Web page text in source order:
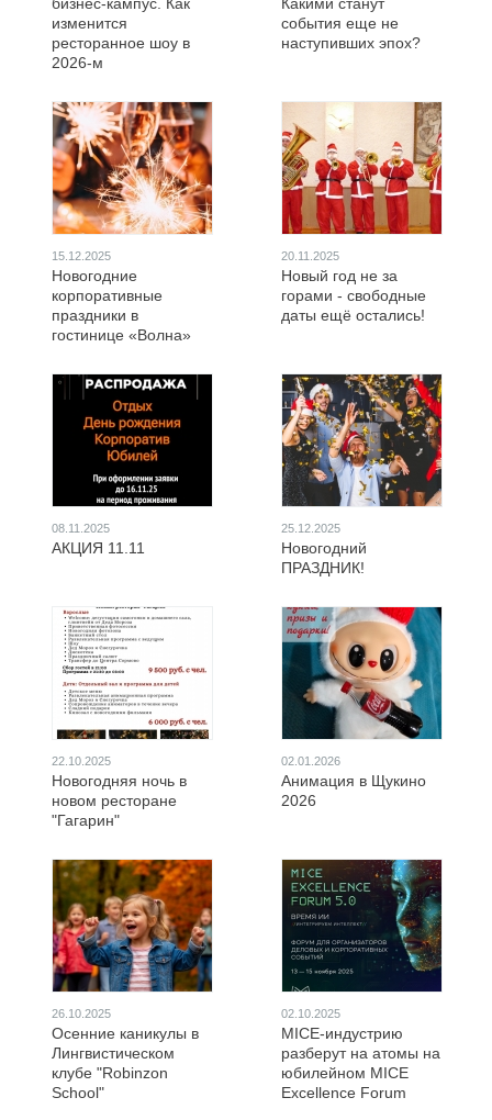
изменится
ресторанное шоу в
2026-м
события еще не
наступивших эпох?
15.12.2025
Новогодние
корпоративные
праздники в
гостинице «Волна»
20.11.2025
Новый год не за
горами - свободные
даты ещё остались!
08.11.2025
АКЦИЯ 11.11
25.12.2025
Новогодний
ПРАЗДНИК!
22.10.2025
Новогодняя ночь в
новом ресторане
"Гагарин"
02.01.2026
Анимация в Щукино
2026
26.10.2025
Осенние каникулы в
Лингвистическом
клубе "Robinzon
School"
02.10.2025
MICE-индустрию
разберут на атомы на
юбилейном MICE
Excellence Forum